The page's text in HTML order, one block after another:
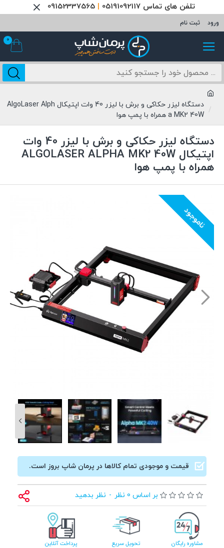
تلفن های تماس 05191092117 09152337565
ورود ثبت نام
0
دستگاه لیزر حکاکی و برش با لیزر 40 وات اپتیکال AlgoLaser Alph
a MK2 40W همراه با پمپ هوا
دستگاه لیزر حکاکی و برش با لیزر 40 وات
اپتیکال ALGOLASER ALPHA MK2 40W
همراه با پمپ هوا
ناموجود
قیمت و موجودی تمام کالاها در پرمان شاپ بروز است.
بر اساس 0 نظر - نظر بدهید
مشاوره رایگان تحویل سریع پرداخت آنلاین